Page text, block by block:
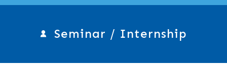
Seminar / Internship